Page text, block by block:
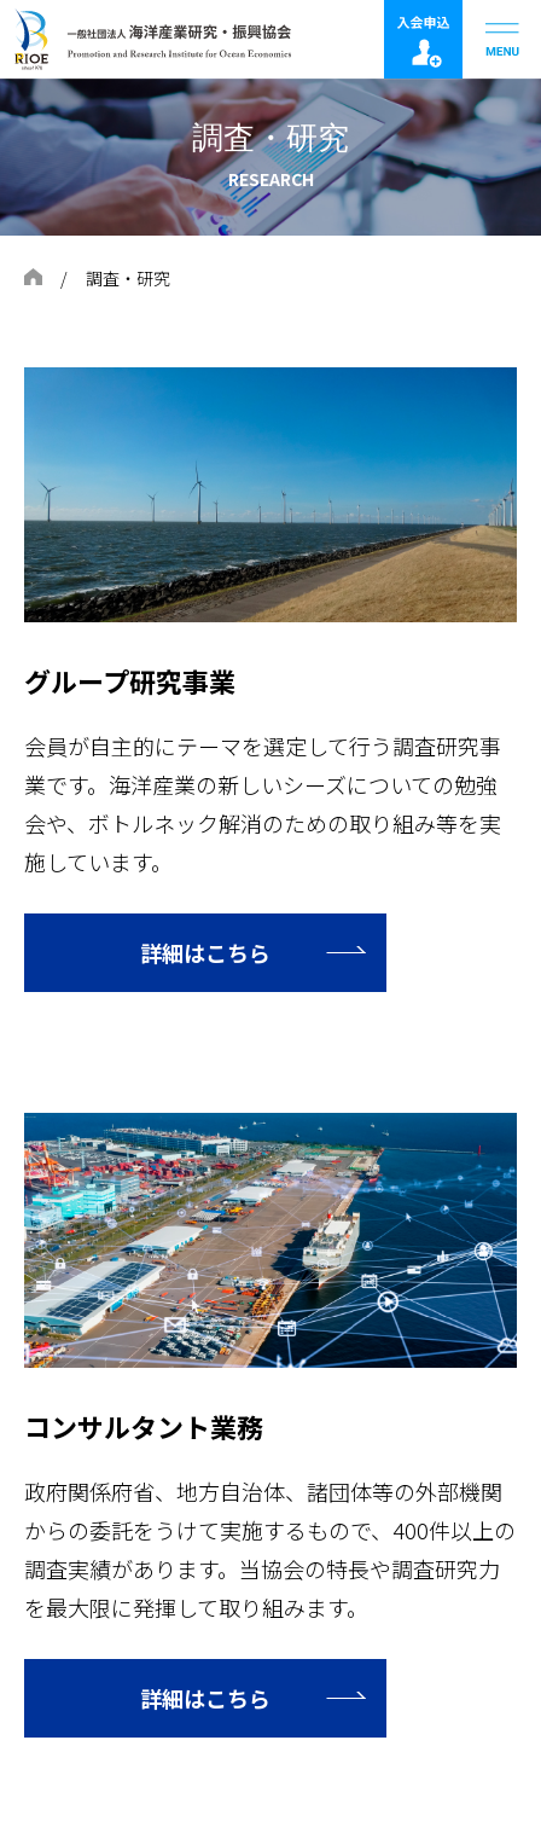
調査・研究
RESEARCH
調査・研究
グループ研究事業
会員が自主的にテーマを選定して行う調査研究事
業です。海洋産業の新しいシーズについての勉強
会や、ボトルネック解消のための取り組み等を実
施しています。
詳細はこちら
コンサルタント業務
政府関係府省、地方自治体、諸団体等の外部機関
からの委託をうけて実施するもので、400件以上の
調査実績があります。当協会の特長や調査研究力
を最大限に発揮して取り組みます。
詳細はこちら